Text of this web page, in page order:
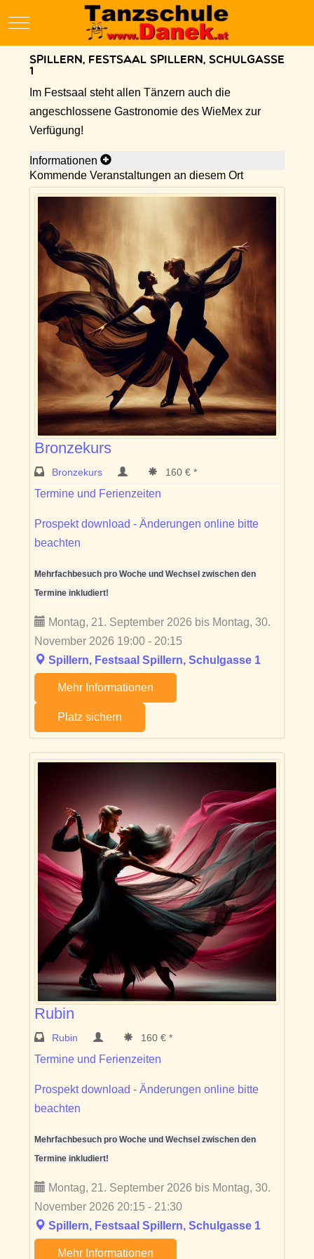
Mobile Menu Toggle
Spillern, Festsaal Spillern, Schulgasse
1
Im Festsaal steht allen Tänzern auch die
angeschlossene Gastronomie des WieMex zur
Verfügung!
Informationen
Kommende Veranstaltungen an diesem Ort
Bronzekurs
Bronzekurs 160 € *
Termine und Ferienzeiten
Prospekt download - Änderungen online bitte
beachten
Mehrfachbesuch pro Woche und Wechsel zwischen den
Termine inkludiert!
Montag, 21. September 2026 bis Montag, 30.
November 2026 19:00 - 20:15
Spillern, Festsaal Spillern, Schulgasse 1
Mehr Informationen
Platz sichern
Rubin
Rubin 160 € *
Termine und Ferienzeiten
Prospekt download - Änderungen online bitte
beachten
Mehrfachbesuch pro Woche und Wechsel zwischen den
Termine inkludiert!
Montag, 21. September 2026 bis Montag, 30.
November 2026 20:15 - 21:30
Spillern, Festsaal Spillern, Schulgasse 1
Mehr Informationen